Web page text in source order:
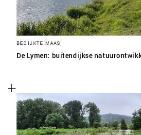
BEDIJKTE MAAS
De Lymen: buitendijkse